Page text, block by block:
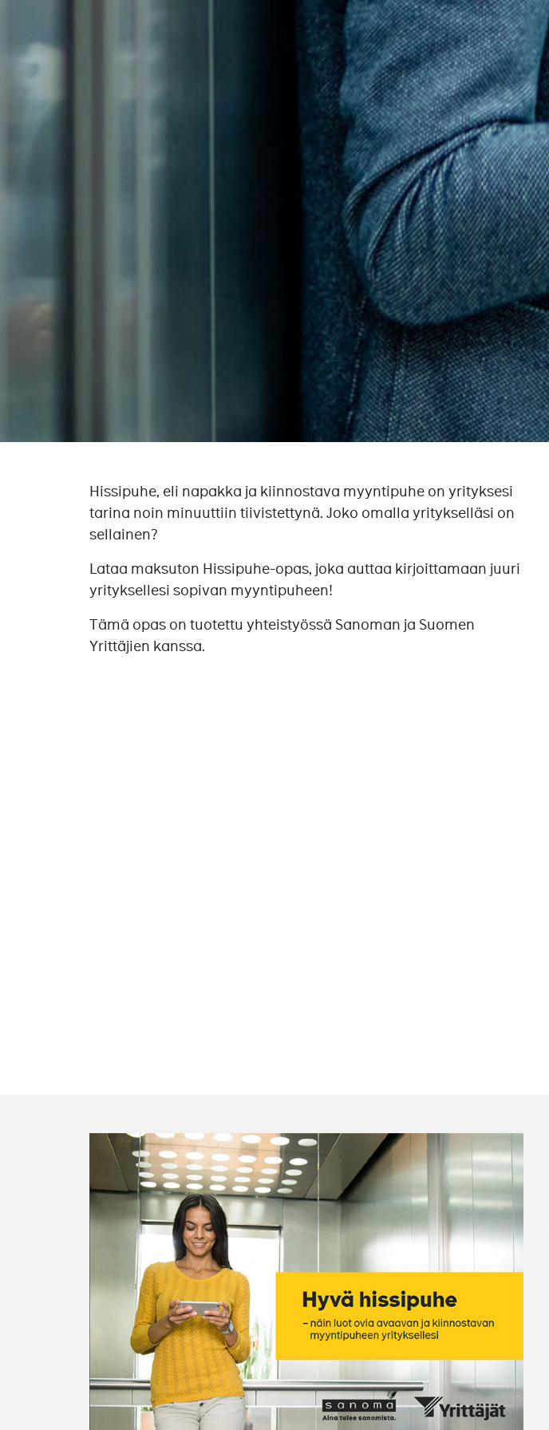
Hissipuhe, eli napakka ja kiinnostava myyntipuhe on yrityksesi
tarina noin minuuttiin tiivistettynä. Joko omalla yritykselläsi on
sellainen?
Lataa maksuton Hissipuhe-opas, joka auttaa kirjoittamaan juuri
yrityksellesi sopivan myyntipuheen!
Tämä opas on tuotettu yhteistyössä Sanoman ja Suomen
Yrittäjien kanssa.